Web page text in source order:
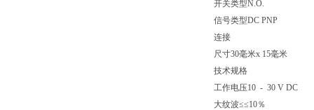
开关类型N.O.
信号类型DC PNP
连接
尺寸30毫米x 15毫米
技术规格
工作电压10 - 30 V DC
大纹波≤≤10％